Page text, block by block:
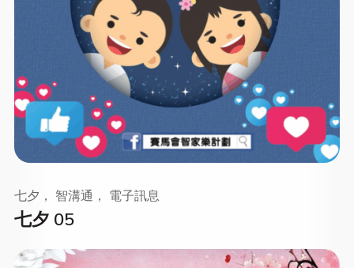
七夕 05
七夕， 智溝通， 電子訊息